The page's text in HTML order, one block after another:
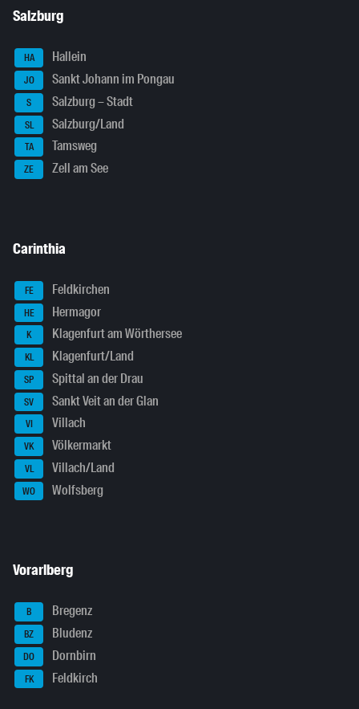
Salzburg
HA Hallein
JO Sankt Johann im Pongau
S Salzburg – Stadt
SL Salzburg/Land
TA Tamsweg
ZE Zell am See
Carinthia
FE Feldkirchen
HE Hermagor
K Klagenfurt am Wörthersee
KL Klagenfurt/Land
SP Spittal an der Drau
SV Sankt Veit an der Glan
VI Villach
VK Völkermarkt
VL Villach/Land
WO Wolfsberg
Vorarlberg
B Bregenz
BZ Bludenz
DO Dornbirn
FK Feldkirch